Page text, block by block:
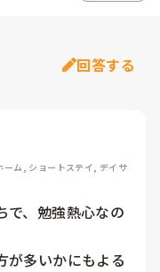
回答する
ーム, ショートステイ, デイサ
で、勉強熱心なの
が多いかにもよる